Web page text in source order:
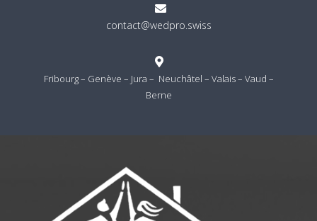

contact@wedpro.swiss

Fribourg – Genève – Jura – Neuchâtel – Valais – Vaud –
Berne